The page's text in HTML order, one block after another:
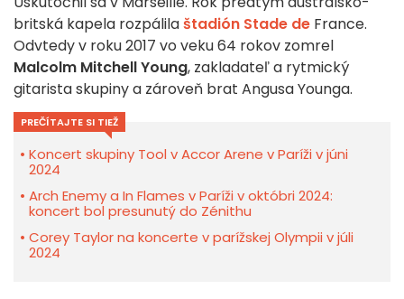
britská kapela rozpálilaštadión Stade de France.
Odvtedy v roku 2017 vo veku 64 rokov zomrel
Malcolm Mitchell Young, zakladateľ a rytmický
gitarista skupiny a zároveň brat Angusa Younga.
PREČÍTAJTE SI TIEŽ
Koncert skupiny Tool v Accor Arene v Paríži v júni
2024
Arch Enemy a In Flames v Paríži v októbri 2024:
koncert bol presunutý do Zénithu
Corey Taylor na koncerte v parížskej Olympii v júli
2024